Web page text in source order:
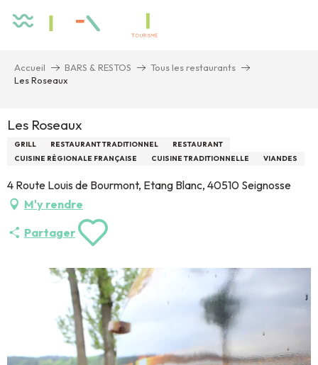
Accueil BARS & RESTOS
Tous les restaurants
Les Roseaux
Les Roseaux
GRILL RESTAURANT TRADITIONNEL
RESTAURANT
CUISINE RÉGIONALE FRANÇAISE
CUISINE TRADITIONNELLE VIANDES
4 Route Louis de Bourmont, Etang Blanc, 40510 Seignosse
M'y rendre
Partager
Ajouter aux